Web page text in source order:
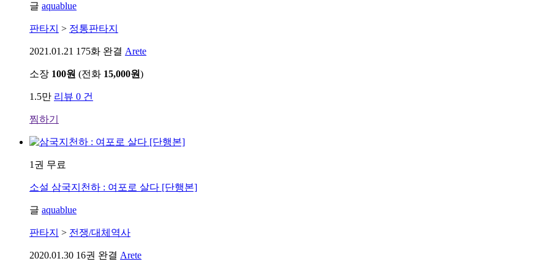
글 aquablue
판타지 > 정통판타지
2021.01.21 175화 완결 Arete
소장 100원 (전화 15,000원)
1.5만 리뷰 0 건
찜하기
1권 무료
소설 삼국지천하 : 여포로 살다 [단행본]
글 aquablue
판타지 > 전쟁/대체역사
2020.01.30 16권 완결 Arete